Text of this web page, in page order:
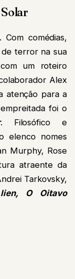
comédias,
de terror na sua
um roteiro
Alex
atenção para a
foi o
. Filosófico e
elenco nomes
Murphy, Rose
atraente da
Tarkovsky,
O Oitavo